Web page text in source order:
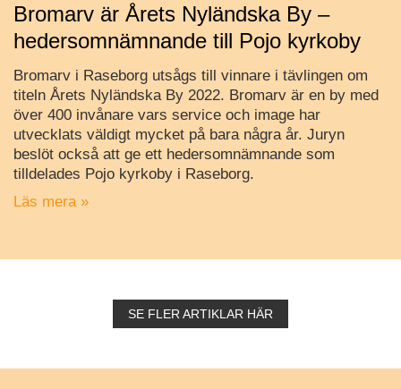
Bromarv är Årets Nyländska By –
hedersomnämnande till Pojo kyrkoby
Bromarv i Raseborg utsågs till vinnare i tävlingen om
titeln Årets Nyländska By 2022. Bromarv är en by med
över 400 invånare vars service och image har
utvecklats väldigt mycket på bara några år. Juryn
beslöt också att ge ett hedersomnämnande som
tilldelades Pojo kyrkoby i Raseborg.
Läs mera »
SE FLER ARTIKLAR HÄR